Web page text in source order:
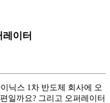
이터
닉스 1차 반도체 회사에 오
일까요? 그리고 오퍼레이터